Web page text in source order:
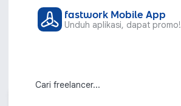
fastwork Mobile App
Unduh aplikasi, dapat promo!
Program Dekstop